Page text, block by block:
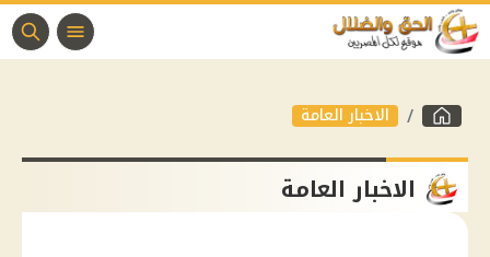
الاخبار العامة
الاخبار العامة